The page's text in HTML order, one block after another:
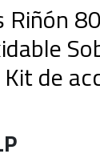
Riñón
de